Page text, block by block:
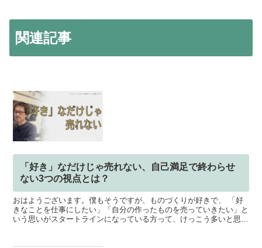
関連記事
「好き」なだけじゃ売れない、自己満足で終わらせ
ない3つの視点とは？
おはようございます。僕もそうですが、ものづくりが好きで、 「好
きなことを仕事にしたい」「自分の作ったものを売っていきたい」と
いう思いがスタートラインになっている方って、けっこう多いと思い